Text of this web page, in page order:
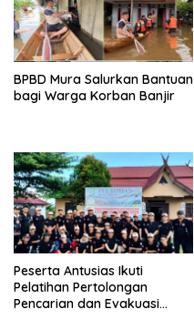
BPBD Mura Salurkan Bantuan
bagi Warga Korban Banjir
Peserta Antusias Ikuti
Pelatihan Pertolongan
Pencarian dan Evakuasi